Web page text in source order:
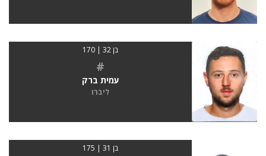
בן 32 | 170
#
עמית ברק
ליברו
בן 31 | 175